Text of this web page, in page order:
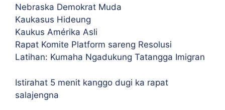
Nebraska Demokrat Muda
Kaukasus Hideung
Kaukus Amérika Asli
Rapat Komite Platform sareng Resolusi
Latihan: Kumaha Ngadukung Tatangga Imigran
Istirahat 5 menit kanggo dugi ka rapat
salajengna